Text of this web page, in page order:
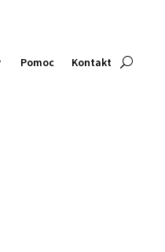
Pomoc Kontakt